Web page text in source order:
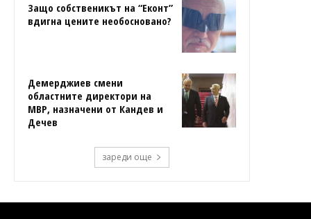
Защо собственикът на “Еконт”
вдигна цените необосновано?
Демерджиев смени
областните директори на
МВР, назначени от Кандев и
Дечев
зареди още